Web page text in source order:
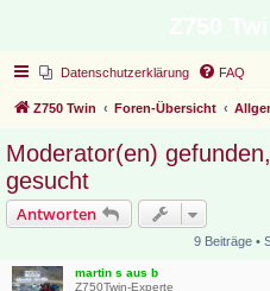
Datenschutzerklärung FAQ
Z750 Twin Foren-Übersicht
Moderator(en)
gesucht
Antworten
9 Beiträge •
martin s aus b
Z750Twin-Experte